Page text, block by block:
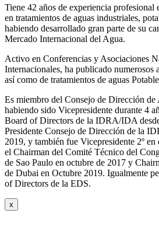
Tiene 42 años de experiencia profesional
en tratamientos de aguas industriales,
habiendo desarrollado gran parte de su
Mercado Internacional del Agua.
Activo en Conferencias y Asociaciones
Internacionales, ha publicado numerosos
así como de tratamientos de aguas
Es miembro del Consejo de Dirección
habiendo sido Vicepresidente durante 4
Board of Directors de la IDRA/IDA
Presidente Consejo de Dirección de la
2019, y también fue Vicepresidente 2º
el Chairman del Comité Técnico del
de Sao Paulo en octubre de 2017 y
de Dubai en Octubre 2019. Igualmente
of Directors de la EDS.
x